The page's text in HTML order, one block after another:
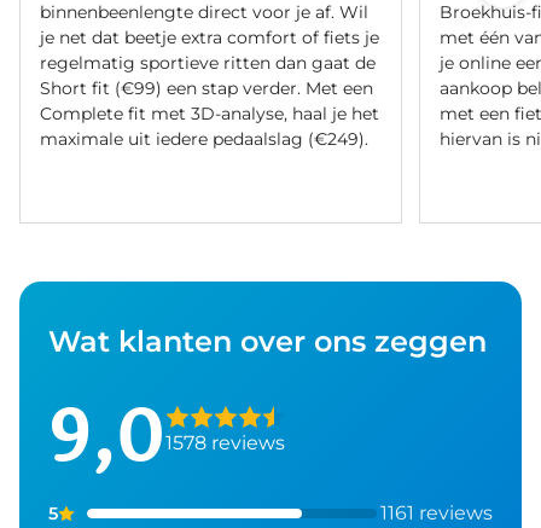
binnenbeenlengte direct voor je af. Wil
je net dat beetje extra comfort of fiets je
regelmatig sportieve ritten dan gaat de
Short fit (€99) een stap verder. Met een
Complete fit met 3D-analyse, haal je het
maximale uit iedere pedaalslag (€249).
Broekhuis-
met één
je online
aankoop
met een
hiervan is
Wat klanten over ons zeggen
9,01578 reviews
5 1161 reviews